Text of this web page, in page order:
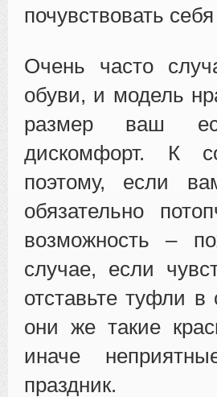
почувствовать
Очень часто
обуви, и модель
размер ваш
дискомфорт. К
поэтому, если
обязательно
возможность –
случае, если
отставьте туфли в
они же такие
иначе
праздник.